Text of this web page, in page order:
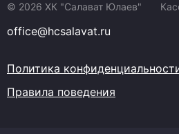
© 2026 ХК "Салават Юлаев"
office@hcsalavat.ru
Политика
Правила поведения